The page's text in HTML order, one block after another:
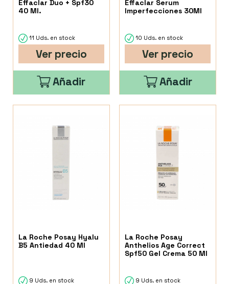
Effaclar Duo + Spf30
40 Ml.
11 Uds. en stock
Ver precio
Añadir
Effaclar Serum
Imperfecciones 30Ml
10 Uds. en stock
Ver precio
Añadir
La Roche Posay Hyalu
B5 Antiedad 40 Ml
9 Uds. en stock
La Roche Posay
Anthelios Age Correct
Spf50 Gel Crema 50 Ml
9 Uds. en stock